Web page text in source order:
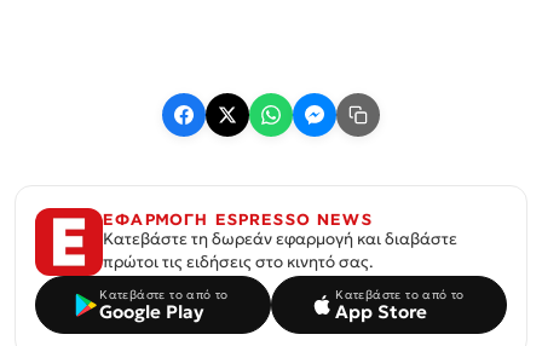
ΕΦΑΡΜΟΓΗ ESPRESSO NEWS
Κατεβάστε τη δωρεάν εφαρμογή και διαβάστε
πρώτοι τις ειδήσεις στο κινητό σας.
Κατεβάστε το από το
Google Play
Κατεβάστε το από το
App Store